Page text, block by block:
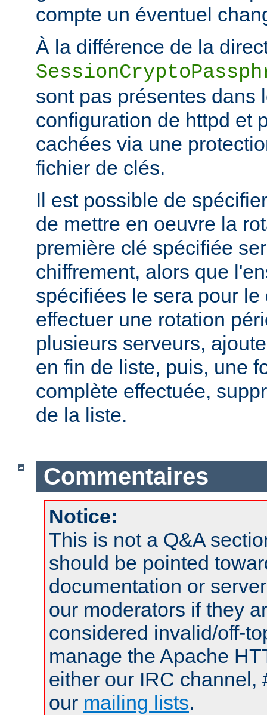
compte un éventuel
À la différence de la
sont pas présentes dans
configuration de httpd et
cachées via une
fichier de clés.
Il est possible de
de mettre en oeuvre la
première clé spécifiée
chiffrement, alors que
spécifiées le sera pour
effectuer une rotation
plusieurs serveurs,
en fin de liste, puis, une
complète effectuée,
de la liste.
Commentaires
Notice:
This is not a Q&A
should be pointed
documentation or
our moderators if they
considered invalid/off-
manage the Apache
either our IRC channel,
our mailing lists.